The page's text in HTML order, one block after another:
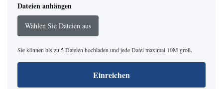
Dateien anhängen
Wählen Sie Dateien aus
Sie können bis zu 5 Dateien hochladen und jede Datei maximal 10M groß.
Einreichen